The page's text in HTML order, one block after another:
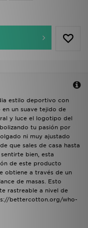
estilo deportivo con
en un suave tejido de
y luce el logotipo del
tu pasión por
ni muy ajustado
que sales de casa hasta
bien, esta
de este producto
obtiene a través de un
de masas. Esto
rastreable a nivel de
bettercotton.org/who-